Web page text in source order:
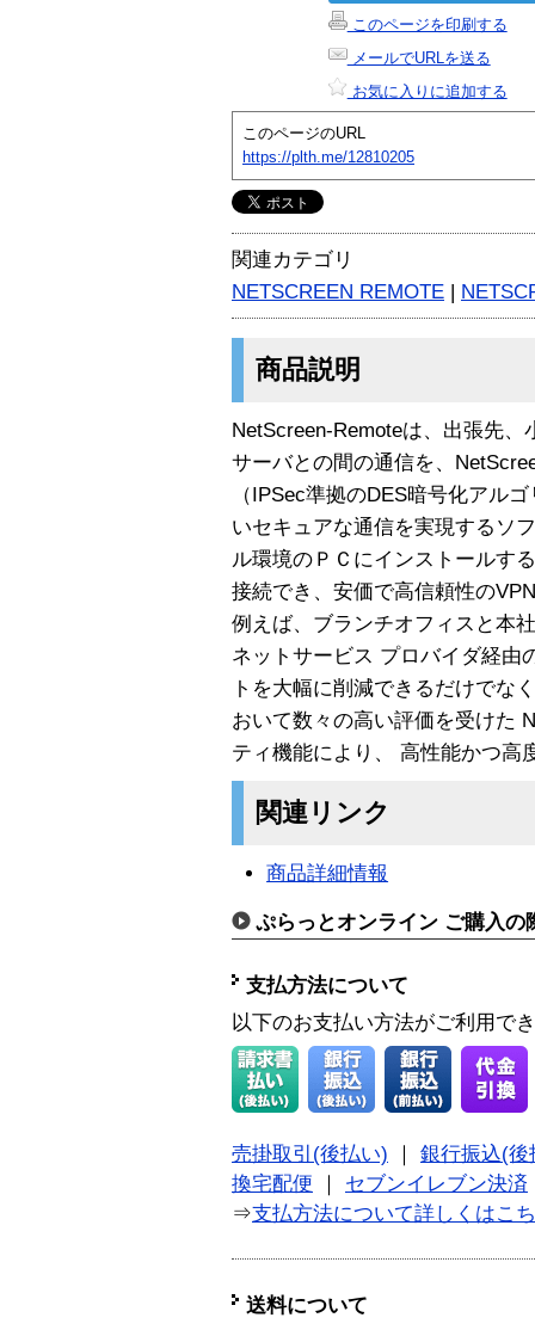
このページを印刷する
メールでURLを送る
お気に入りに追加する
このページのURL
https://plth.me/12810205
関連カテゴリ
NETSCREEN REMOTE |
商品説明
NetScreen-Remoteは、出張先
サーバとの間の通信を、
（IPSec準拠のDES暗号化アル
いセキュアな通信を実現するソ
ル環境のＰＣにインストールす
接続でき、安価で高信頼性の
例えば、ブランチオフィスと本
ネットサービス プロバイダ経由
トを大幅に削減できるだけでな
おいて数々の高い評価を受けた
ティ機能により、 高性能かつ高
関連リンク
商品詳細情報
ぷらっとオンライン ご購入の
支払方法について
以下のお支払い方法がご利用で
売掛取引(後払い)
銀行振込(後
換宅配便
セブンイレブン決済
⇒支払方法について詳しくはこ
送料について